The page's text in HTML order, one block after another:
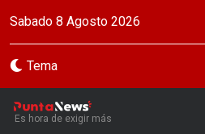
Sabado 8 Agosto 2026
Tema
Es hora de exigir más